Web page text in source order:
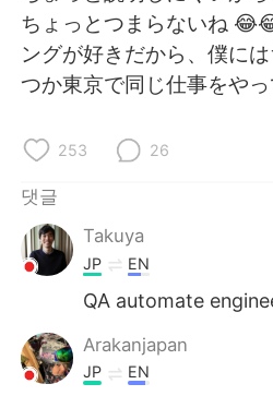
Русский ไทย
Indonesia Italiano
ちょっとつまらないね
ングが好きだから、僕に
つか東京で同じ仕事をや
253 26
댓글
Takuya
JP EN
QA automate
Arakanjapan
JP EN